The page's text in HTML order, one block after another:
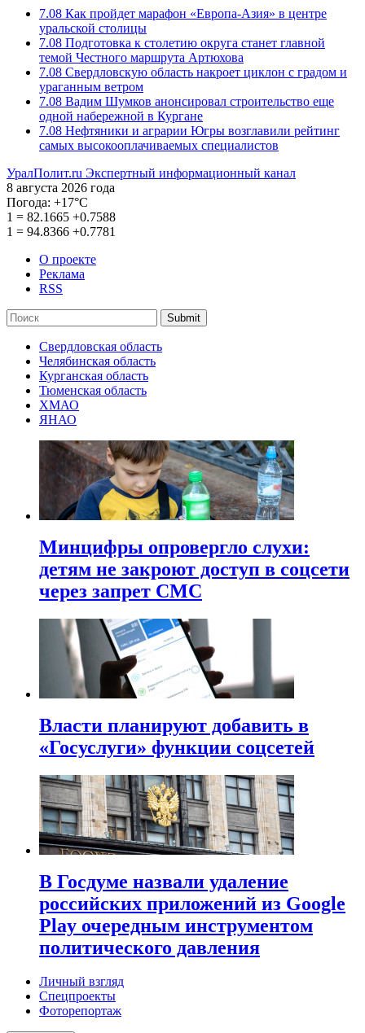
7.08 Как пройдет марафон «Европа-Азия» в центре
уральской столицы
7.08 Подготовка к столетию округа станет главной
темой Честного маршрута Артюхова
7.08 Свердловскую область накроет циклон с градом и
ураганным ветром
7.08 Вадим Шумков анонсировал строительство еще
одной набережной в Кургане
7.08 Нефтяники и аграрии Югры возглавили рейтинг
самых высокооплачиваемых специалистов
УралПолит.ru Экспертный информационный канал
8 августа 2026 года
Погода: +17°С
1 = 82.1665 +0.7588
1 = 94.8366 +0.7781
О проекте
Реклама
RSS
Submit
Свердловская область
Челябинская область
Курганская область
Тюменская область
ХМАО
ЯНАО
Минцифры опровергло слухи:
детям не закроют доступ в соцсети
через запрет СМС
Власти планируют добавить в
«Госуслуги» функции соцсетей
В Госдуме назвали удаление
российских приложений из Google
Play очередным инструментом
политического давления
Личный взгляд
Спецпроекты
Фоторепортаж